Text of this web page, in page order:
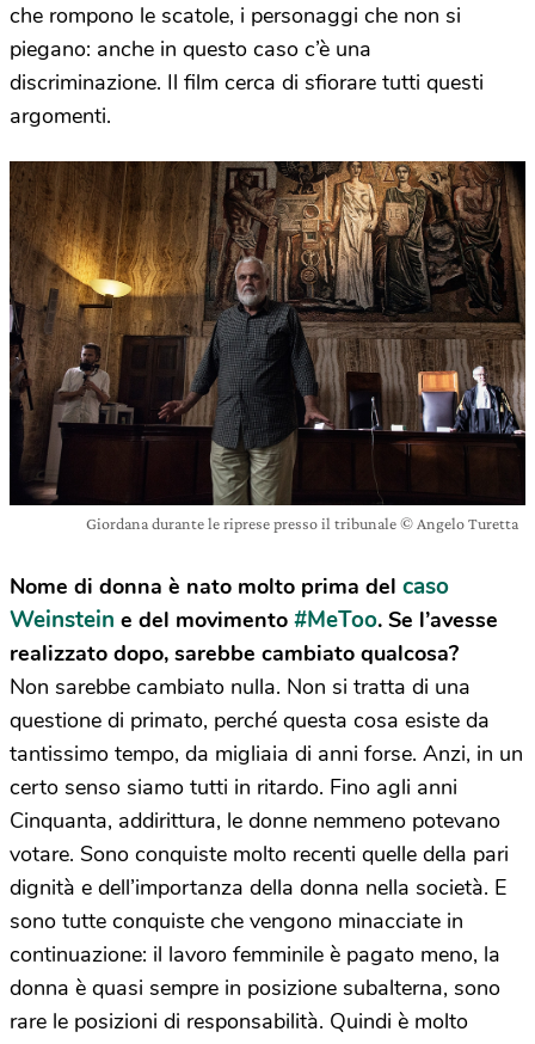
che rompono le scatole, i personaggi che non si
piegano: anche in questo caso c’è una
discriminazione. Il film cerca di sfiorare tutti questi
argomenti.
Giordana durante le riprese presso il tribunale © Angelo Turetta
Nome di donna è nato molto prima del caso
Weinstein e del movimento #MeToo. Se l’avesse
realizzato dopo, sarebbe cambiato qualcosa?
Non sarebbe cambiato nulla. Non si tratta di una
questione di primato, perché questa cosa esiste da
tantissimo tempo, da migliaia di anni forse. Anzi, in un
certo senso siamo tutti in ritardo. Fino agli anni
Cinquanta, addirittura, le donne nemmeno potevano
votare. Sono conquiste molto recenti quelle della pari
dignità e dell’importanza della donna nella società. E
sono tutte conquiste che vengono minacciate in
continuazione: il lavoro femminile è pagato meno, la
donna è quasi sempre in posizione subalterna, sono
rare le posizioni di responsabilità. Quindi è molto